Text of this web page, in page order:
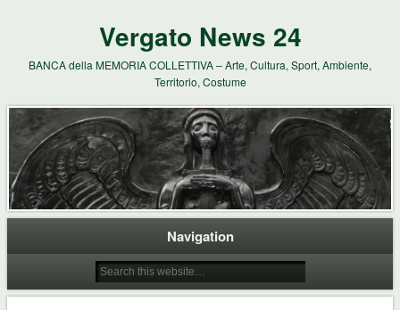
Vergato News 24
BANCA della MEMORIA COLLETTIVA – Arte, Cultura, Sport, Ambiente,
Territorio, Costume
Navigation